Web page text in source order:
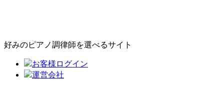
好みのピアノ調律師を選べるサイト
お客様ログイン
運営会社